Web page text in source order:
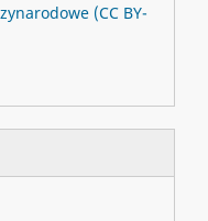
(CC BY-